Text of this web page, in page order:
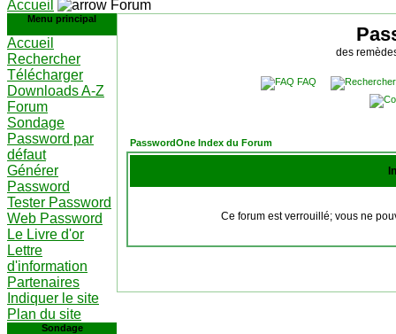
Accueil Forum
Menu principal
Accueil
Rechercher
Télécharger
Downloads A-Z
Forum
Sondage
Password par
défaut
Générer
Password
Tester Password
Web Password
Le Livre d'or
Lettre
d'information
Partenaires
Indiquer le site
Plan du site
Sondage
des
FAQ
PasswordOne Index du Forum
Ce forum est verrouillé; vous ne